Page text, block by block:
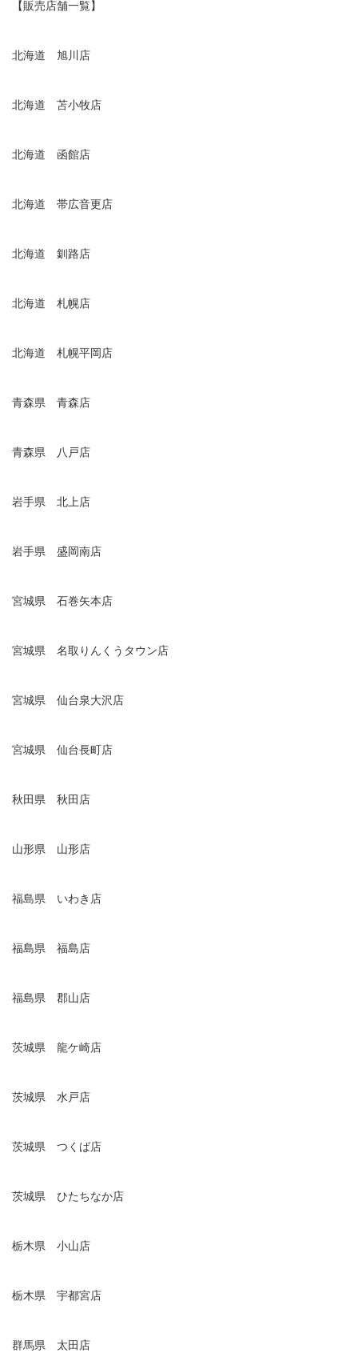
【販売店舗一覧】
北海道 旭川店
北海道 苫小牧店
北海道 函館店
北海道 帯広音更店
北海道 釧路店
北海道 札幌店
北海道 札幌平岡店
青森県 青森店
青森県 八戸店
岩手県 北上店
岩手県 盛岡南店
宮城県 石巻矢本店
宮城県 名取りんくうタウン店
宮城県 仙台泉大沢店
宮城県 仙台長町店
秋田県 秋田店
山形県 山形店
福島県 いわき店
福島県 福島店
福島県 郡山店
茨城県 龍ケ崎店
茨城県 水戸店
茨城県 つくば店
茨城県 ひたちなか店
栃木県 小山店
栃木県 宇都宮店
群馬県 太田店